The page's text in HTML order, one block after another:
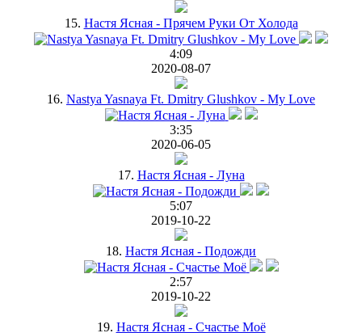
15. Настя Ясная - Прячем Руки От Холода
4:09
2020-08-07
16. Nastya Yasnaya Ft. Dmitry Glushkov - My Love
3:35
2020-06-05
17. Настя Ясная - Луна
5:07
2019-10-22
18. Настя Ясная - Подожди
2:57
2019-10-22
19. Настя Ясная - Счастье Моё